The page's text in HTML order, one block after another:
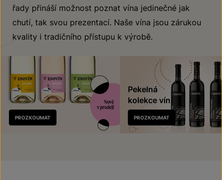
řady přináší možnost poznat vína jedinečné jak
chutí, tak svou prezentací. Naše vína jsou zárukou
kvality i tradičního přístupu k výrobě.
Nově
v prodeji
PROZKOUMAT
Pekelná
kolekce vín
PROZKOUMAT